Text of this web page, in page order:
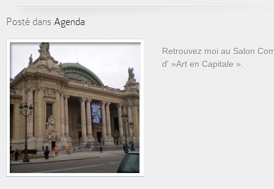
Posté dans Agenda
Retrouvez moi au Salon
d' »Art en Capitale ».